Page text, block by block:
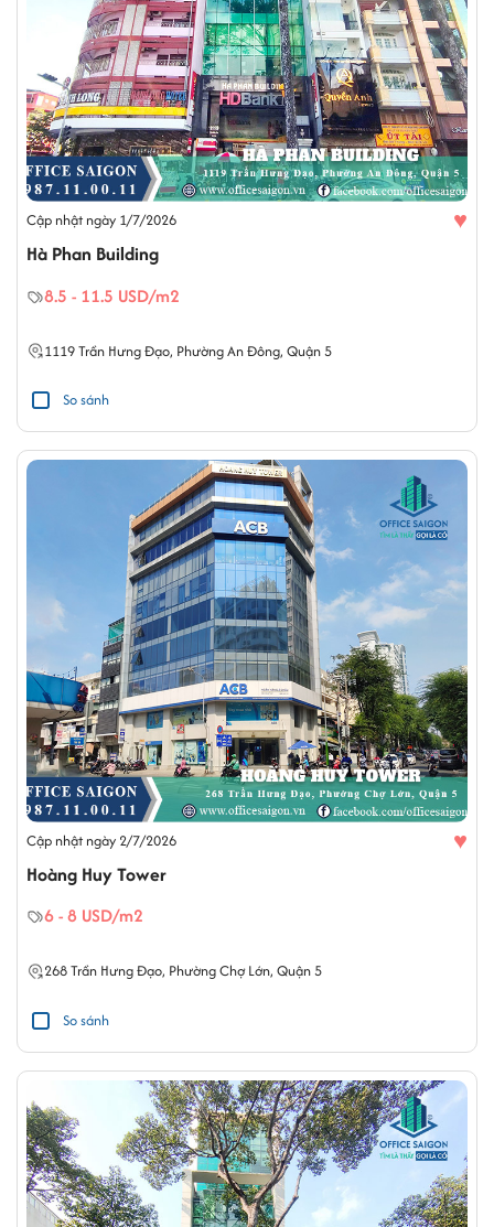
Cập nhật ngày 1/7/2026 ♥
Hà Phan Building
8.5 - 11.5 USD/m2
1119Trần Hưng Đạo, Phường An Đông, Quận 5
So sánh
Cập nhật ngày 2/7/2026 ♥
Hoàng Huy Tower
6 - 8 USD/m2
268Trần Hưng Đạo, Phường Chợ Lớn, Quận 5
So sánh